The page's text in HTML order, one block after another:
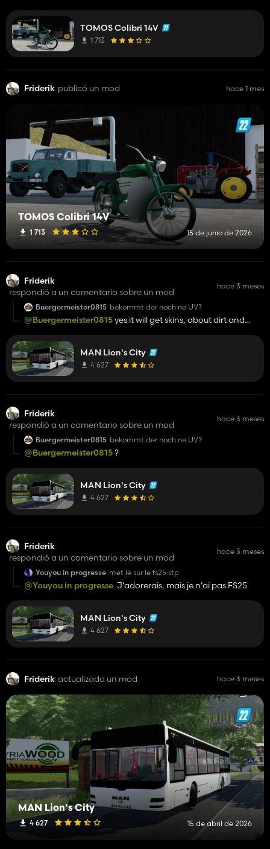
TOMOS Colibri 14V
1 713
Friderik publicó un mod hace 1 mes
TOMOS Colibri 14V
1 713 15 de junio de 2026
Friderik
respondió a un comentario sobre un mod
hace 3 meses
Buergermeister0815 bekommt der noch ne UV?
@Buergermeister0815yes it will get skins, about dirt and
MAN Lion's City
4 627
Friderik
respondió a un comentario sobre un mod
hace 3 meses
Buergermeister0815 bekommt der noch ne UV?
@Buergermeister0815?
MAN Lion's City
4 627
Friderik
respondió a un comentario sobre un mod
hace 3 meses
Youyou in progresse met le sur le fs25 stp
@Youyou in progresse J’adorerais, mais je n’ai pas FS25
MAN Lion's City
4 627
Friderik actualizado un mod hace 3 meses
MAN Lion's City
4 627 15 de abril de 2026